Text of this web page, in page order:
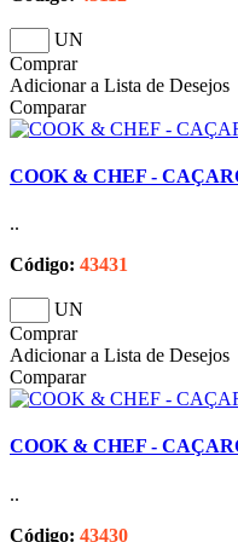
UN
Comprar
Adicionar a Lista de Desejos
Comparar
COOK & CHEF -
..
Código: 43431
UN
Comprar
Adicionar a Lista de Desejos
Comparar
COOK & CHEF -
..
Código: 43430